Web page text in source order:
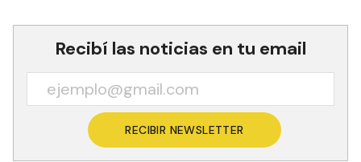
Recibí las noticias en tu email
RECIBIR NEWSLETTER